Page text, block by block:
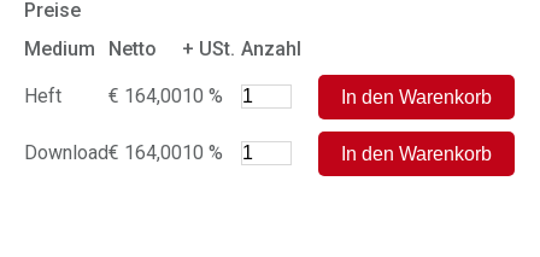
Preise
Medium
Netto + USt. Anzahl
Heft € 164,0010 %
Download€ 164,0010 %